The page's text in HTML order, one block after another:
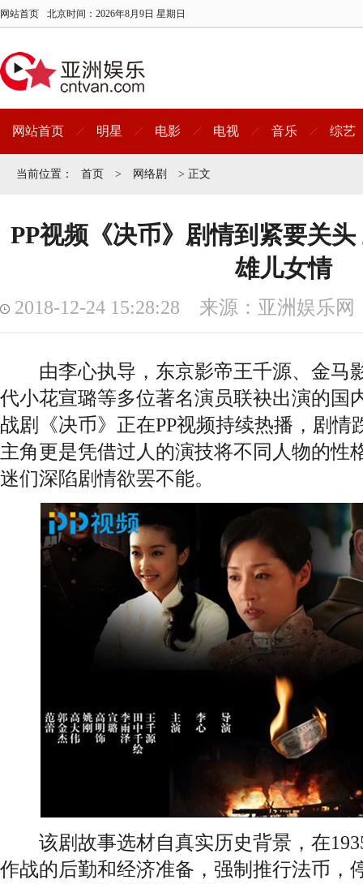
网站首页 北京时间： 2026年8月9日 星期日
网站首页 明星 电影 电视 音乐 综艺
当前位置： 首页 > 网络剧 > 正文
PP视频《决币》剧情到紧要关
雄儿女情
2018-12-24 15:28:28 来源：亚洲娱乐网
由李心执导，东京影帝王千源、金马
代小花宣璐等多位著名演员联袂出演的国
战剧《决币》正在PP视频持续热播，剧情
主角更是凭借过人的演技将不同人物的性
迷们深陷剧情欲罢不能。
该剧故事选材自真实历史背景，在
作战的后勤和经济准备，强制推行法币，